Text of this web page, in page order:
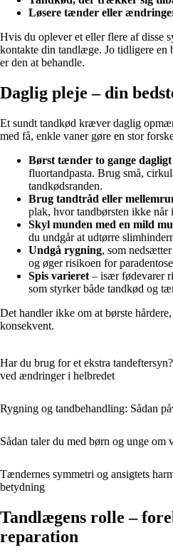
Løsere tænder eller
Hvis du oplever et eller flere af disse
kontakte din tandlæge. Jo tidligere en
er den at behandle.
Daglig pleje – din
Et sundt tandkød kræver daglig
med få, enkle vaner gøre en stor
Børst tænder to gange dagligt
fluortandpasta. Brug små,
tandkødsranden.
Brug tandtråd eller
plak, hvor tandbørsten ikke når
Skyl munden med en mild
du undgår at udtørre
Undgå rygning, som
og øger risikoen for
Spis varieret – især fødevarer
som styrker både tandkød og
Det handler ikke om at børste
konsekvent.
Har du brug for et ekstra
ved ændringer i helbredet
Rygning og tandbehandling: Sådan
Sådan taler du med børn og unge om
Tændernes symmetri og ansigtets
betydning
Tandlægens rolle –
reparation